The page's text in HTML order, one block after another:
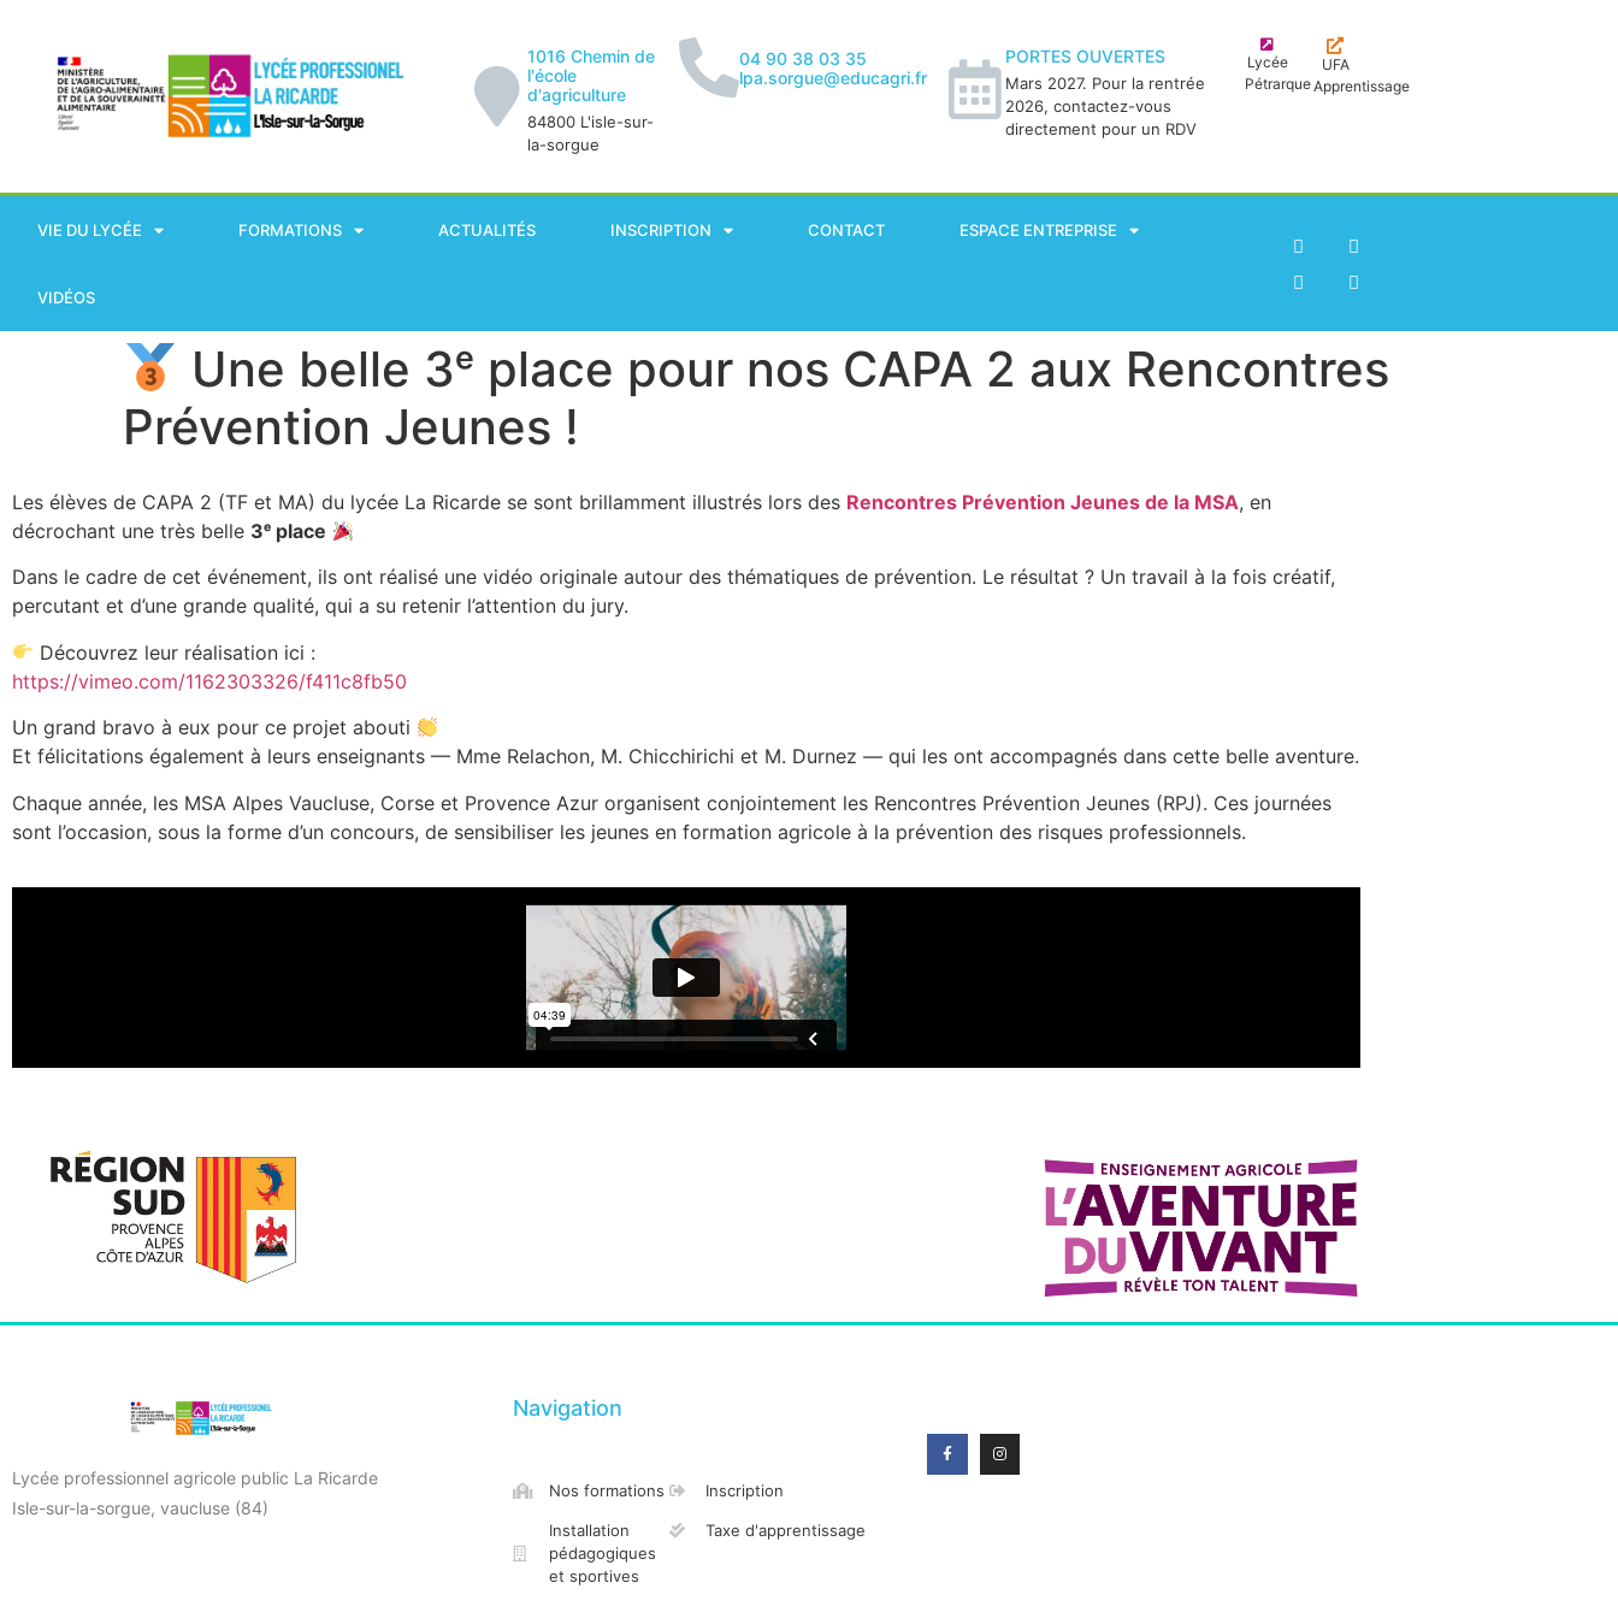
1016 Chemin de
l'école
d'agriculture
84800 L'isle-sur-
la-sorgue
04 90 38 03 35
lpa.sorgue@educagri.fr
PORTES OUVERTES
Mars 2027. Pour la rentrée
2026, contactez-vous
directement pour un RDV
Lycée
Pétrarque
UFA
Apprentissage
VIE DU LYCÉE FORMATIONS ACTUALITÉS INSCRIPTION CONTACT ESPACE ENTREPRISE
VIDÉOS
Une belle 3ᵉ place pour nos CAPA 2 aux Rencontres
Prévention Jeunes !
Les élèves de CAPA 2 (TF et MA) du lycée La Ricarde se sont brillamment illustrés lors des Rencontres Prévention Jeunes de la MSA, en
décrochant une très belle 3ᵉ place
Dans le cadre de cet événement, ils ont réalisé une vidéo originale autour des thématiques de prévention. Le résultat ? Un travail à la fois créatif,
percutant et d’une grande qualité, qui a su retenir l’attention du jury.
Découvrez leur réalisation ici :
https://vimeo.com/1162303326/f411c8fb50
Un grand bravo à eux pour ce projet abouti
Et félicitations également à leurs enseignants — Mme Relachon, M. Chicchirichi et M. Durnez — qui les ont accompagnés dans cette belle aventure.
Chaque année, les MSA Alpes Vaucluse, Corse et Provence Azur organisent conjointement les Rencontres Prévention Jeunes (RPJ). Ces journées
sont l’occasion, sous la forme d’un concours, de sensibiliser les jeunes en formation agricole à la prévention des risques professionnels.
Lycée professionnel agricole public La Ricarde
Isle-sur-la-sorgue, vaucluse (84)
Navigation
Nos formations
Installation
pédagogiques
et sportives
Inscription
Taxe d'apprentissage